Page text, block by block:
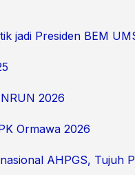
jadi Presiden BEM
2026
Ormawa 2026
AHPGS, Tujuh